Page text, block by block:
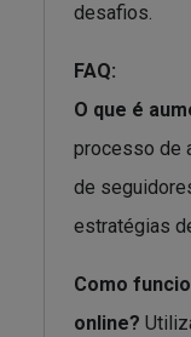
desafios.
FAQ:
O que é
processo de
de
estratégias
Como
online?